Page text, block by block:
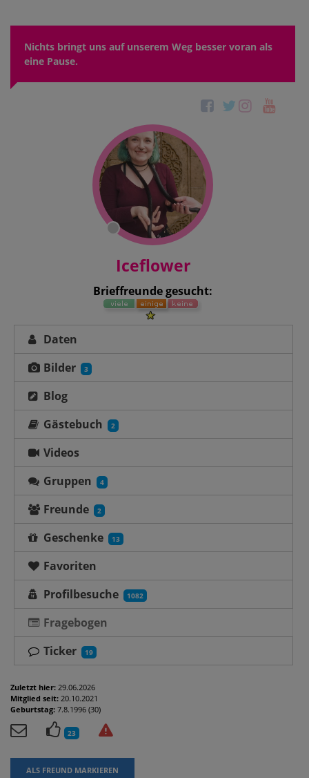
Nichts bringt uns auf unserem Weg besser voran als
eine Pause.
Iceflower
Brieffreunde gesucht:
Daten
Bilder
3
Blog
Gästebuch
2
Videos
Gruppen
4
Freunde 2
Geschenke 13
Favoriten
Profilbesuche
1082
Fragebogen
Ticker
19
Zuletzt hier: 29.06.2026
Mitglied seit: 20.10.2021
Geburtstag: 7.8.1996 (30)
23
ALS FREUND MARKIEREN